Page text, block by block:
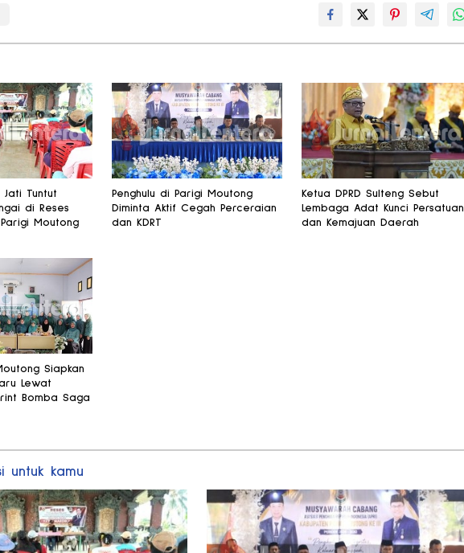
Jati Tuntut
di Reses
Moutong
Penghulu di Parigi Moutong
Diminta Aktif Cegah Perceraian
dan KDRT
Ketua DPRD Sulteng Sebut
Lembaga Adat Kunci Persatuan
dan Kemajuan Daerah
Siapkan
Lewat
Bomba Saga
untuk kamu